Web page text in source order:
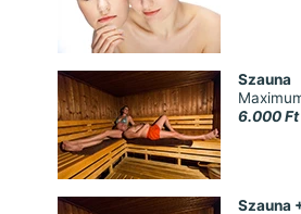
Szauna
6.000 Ft
Szauna